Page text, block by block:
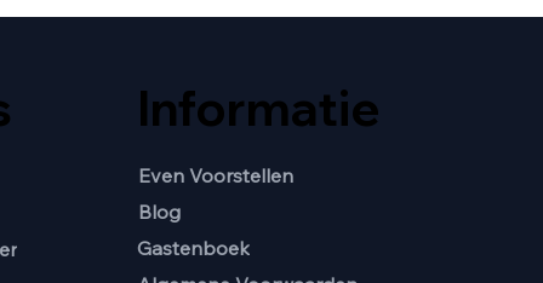
Informatie
Even Voorstellen
Blog
Gastenboek